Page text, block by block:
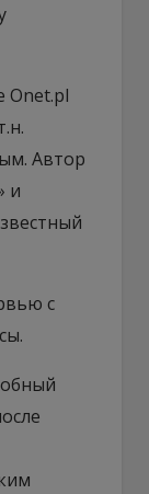
Onet.pl
Автор
и
с